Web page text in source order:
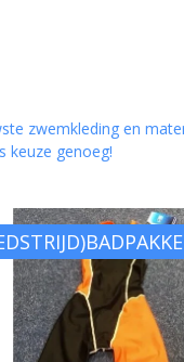
zwemkleding en
keuze genoeg!